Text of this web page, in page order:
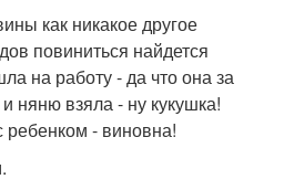
как никакое другое
повиниться найдется
на работу - да что она за
взяла - ну кукушка!
ребенком - виновна!